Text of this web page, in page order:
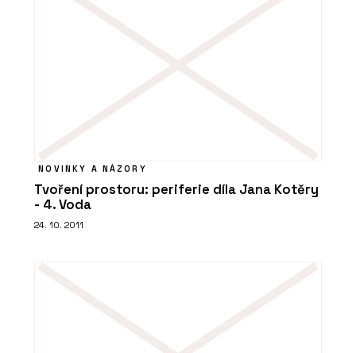
NOVINKY A NÁZORY
Tvoření prostoru: periferie díla Jana Kotěry
- 4. Voda
24. 10. 2011